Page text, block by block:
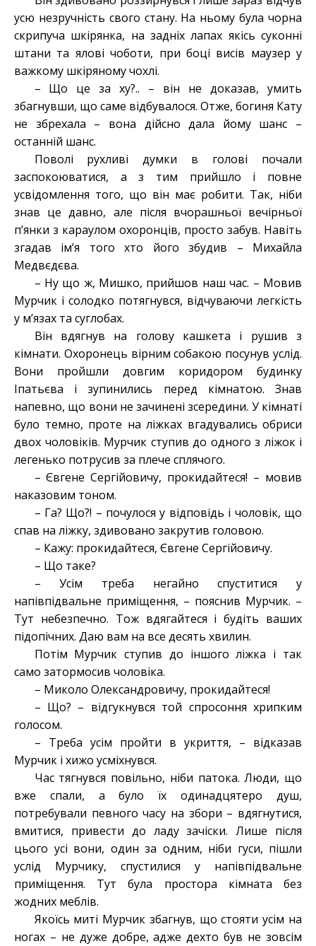
усю незручність свого стану. На ньому була чорна
скрипуча шкірянка, на задніх лапах якісь суконні
штани та ялові чоботи, при боці висів маузер у
важкому шкіряному чохлі.
– Що це за ху?.. – він не доказав, умить
збагнувши, що саме відбувалося. Отже, богиня Кату
не збрехала – вона дійсно дала йому шанс –
останній шанс.
Поволі рухливі думки в голові почали
заспокоюватися, а з тим прийшло і повне
усвідомлення того, що він має робити. Так, ніби
знав це давно, але після вчорашньої вечірньої
п’янки з караулом охоронців, просто забув. Навіть
згадав ім’я того хто його збудив – Михайла
Медвєдєва.
– Ну що ж, Мишко, прийшов наш час. – Мовив
Мурчик і солодко потягнувся, відчуваючи легкість
у м’язах та суглобах.
Він вдягнув на голову кашкета і рушив з
кімнати. Охоронець вірним собакою посунув услід.
Вони пройшли довгим коридором будинку
Іпатьєва і зупинились перед кімнатою. Знав
напевно, що вони не зачинені зсередини. У кімнаті
було темно, проте на ліжках вгадувались обриси
двох чоловіків. Мурчик ступив до одного з ліжок і
легенько потрусив за плече сплячого.
– Євгене Сергійовичу, прокидайтеся! – мовив
наказовим тоном.
– Га? Що?! – почулося у відповідь і чоловік, що
спав на ліжку, здивовано закрутив головою.
– Кажу: прокидайтеся, Євгене Сергійовичу.
– Що таке?
– Усім треба негайно спуститися у
напівпідвальне приміщення, – пояснив Мурчик. –
Тут небезпечно. Тож вдягайтеся і будіть ваших
підопічних. Даю вам на все десять хвилин.
Потім Мурчик ступив до іншого ліжка і так
само затормосив чоловіка.
– Миколо Олександровичу, прокидайтеся!
– Що? – відгукнувся той спросоння хрипким
голосом.
– Треба усім пройти в укриття, – відказав
Мурчик і хижо усміхнувся.
Час тягнувся повільно, ніби патока. Люди, що
вже спали, а було їх одинадцятеро душ,
потребували певного часу на збори – вдягнутися,
вмитися, привести до ладу зачіски. Лише після
цього усі вони, один за одним, ніби гуси, пішли
услід Мурчику, спустилися у напівпідвальне
приміщення. Тут була простора кімната без
жодних меблів.
Якоїсь миті Мурчик збагнув, що стояти усім на
ногах – не дуже добре, адже дехто був не зовсім